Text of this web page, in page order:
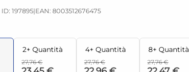
ID: 197895|EAN: 8003512676475
2+ Quantità
27,76 €
4+ Quantità
27,76 €
8+ Quantità
27,76 €